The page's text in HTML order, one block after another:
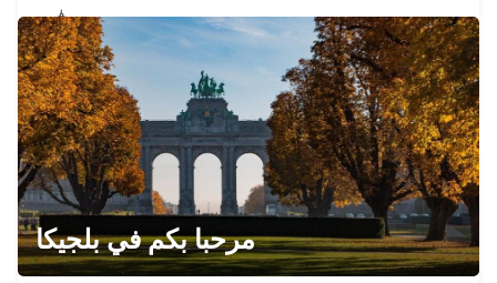
KARLSKRONA - IKC
KARLSKRONA - SWEDEN
KALMAR AIRPORT - IKC
KALMAR - SWEDEN
مرحبا بكم في بلجيكا